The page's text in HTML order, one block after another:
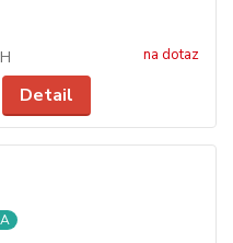
na dotaz
Detail